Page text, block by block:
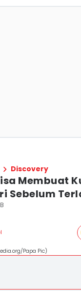
Discovery
Membuat
Sebelum
Papa Pic)